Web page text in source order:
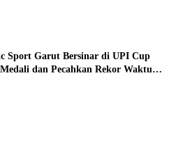
Sport Garut Bersinar di UPI Cup
dan Pecahkan Rekor Waktu